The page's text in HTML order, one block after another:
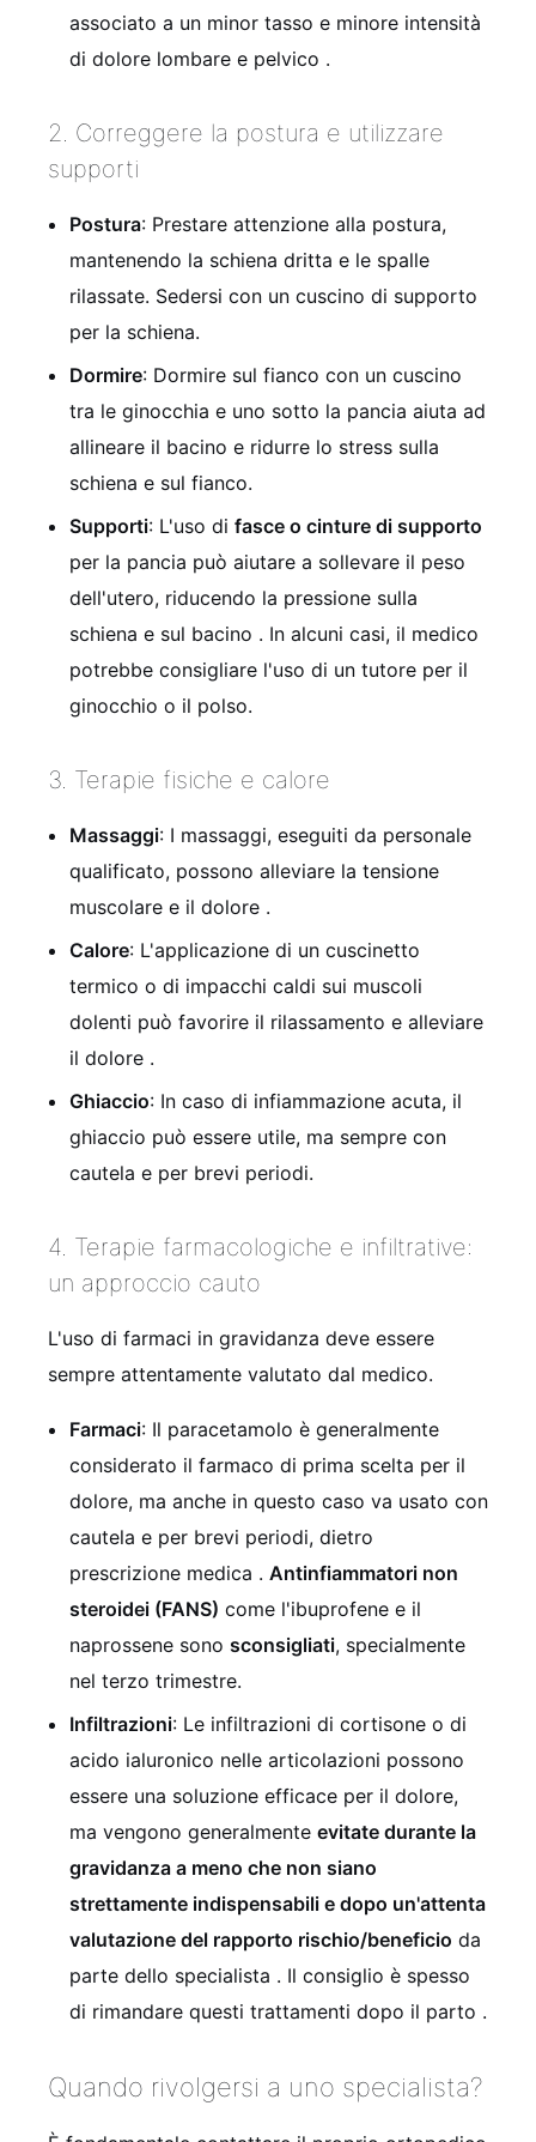
associato a un minor tasso e minore intensità
di dolore lombare e pelvico .
2. Correggere la postura e utilizzare
supporti
Postura: Prestare attenzione alla postura,
mantenendo la schiena dritta e le spalle
rilassate. Sedersi con un cuscino di supporto
per la schiena.
Dormire: Dormire sul fianco con un cuscino
tra le ginocchia e uno sotto la pancia aiuta ad
allineare il bacino e ridurre lo stress sulla
schiena e sul fianco.
Supporti: L'uso di fasce o cinture di supporto
per la pancia può aiutare a sollevare il peso
dell'utero, riducendo la pressione sulla
schiena e sul bacino . In alcuni casi, il medico
potrebbe consigliare l'uso di un tutore per il
ginocchio o il polso.
3. Terapie fisiche e calore
Massaggi: I massaggi, eseguiti da personale
qualificato, possono alleviare la tensione
muscolare e il dolore .
Calore: L'applicazione di un cuscinetto
termico o di impacchi caldi sui muscoli
dolenti può favorire il rilassamento e alleviare
il dolore .
Ghiaccio: In caso di infiammazione acuta, il
ghiaccio può essere utile, ma sempre con
cautela e per brevi periodi.
4. Terapie farmacologiche e infiltrative:
un approccio cauto
L'uso di farmaci in gravidanza deve essere
sempre attentamente valutato dal medico.
Farmaci: Il paracetamolo è generalmente
considerato il farmaco di prima scelta per il
dolore, ma anche in questo caso va usato con
cautela e per brevi periodi, dietro
prescrizione medica . Antinfiammatori non
steroidei (FANS) come l'ibuprofene e il
naprossene sono sconsigliati, specialmente
nel terzo trimestre.
Infiltrazioni: Le infiltrazioni di cortisone o di
acido ialuronico nelle articolazioni possono
essere una soluzione efficace per il dolore,
ma vengono generalmente evitate durante la
gravidanza a meno che non siano
strettamente indispensabili e dopo un'attenta
valutazione del rapporto rischio/beneficio da
parte dello specialista . Il consiglio è spesso
di rimandare questi trattamenti dopo il parto .
Quando rivolgersi a uno specialista?